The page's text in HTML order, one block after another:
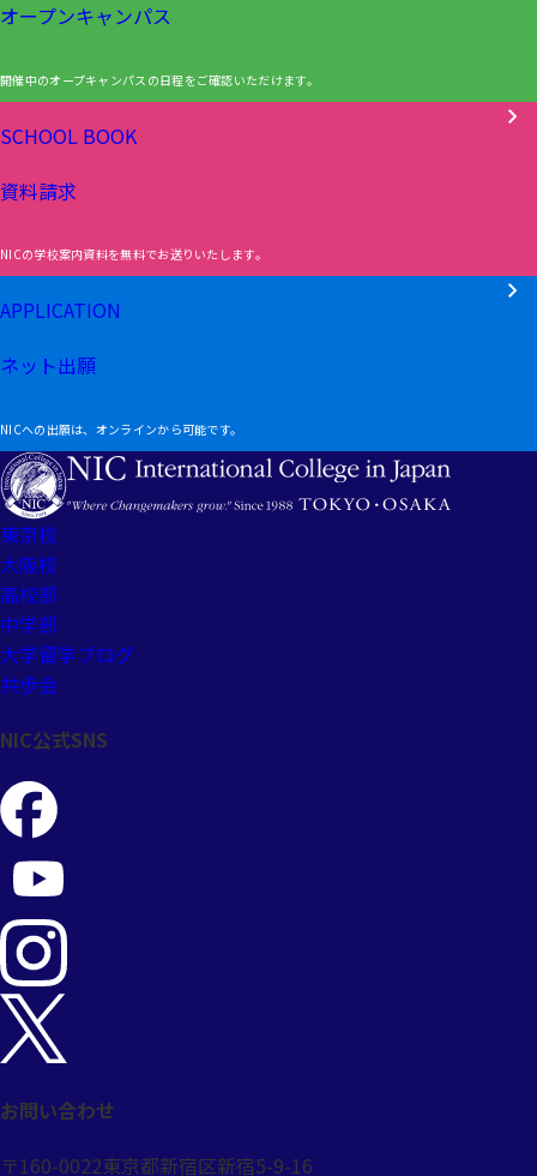
オープンキャンパス
開催中のオープキャンパスの日程をご確認いただけます。
SCHOOL BOOK
資料請求
NICの学校案内資料を無料でお送りいたします。
APPLICATION
ネット出願
NICへの出願は、オンラインから可能です。
東京校
大阪校
高校部
中学部
大学留学ブログ
共歩会
NIC公式SNS
お問い合わせ
〒160-0022東京都新宿区新宿5-9-16